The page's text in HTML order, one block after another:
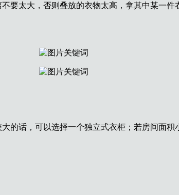
要太大，否则叠放的衣物太高，拿其中某一
的话，可以选择一个独立式衣柜；若房间面